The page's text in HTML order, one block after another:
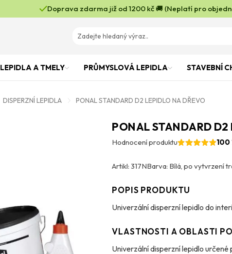
Doprava zdarma již od 1200 kč 🚚 (Neplatí pro
LEPIDLA A TMELY PRŮMYSLOVÁ LEPIDLA STAVEBNÍ
DISPERZNÍ LEPIDLA PONAL STANDARD D2 LEPIDLO NA DŘEVO
PONAL STANDARD D2
Hodnocení produktu
100
Artikl: 317NBarva: Bílá, po vytvrzení
POPIS PRODUKTU
Univerzální disperzní lepidlo do
VLASTNOSTI A OBLASTI
Univerzální disperzní lepidlo